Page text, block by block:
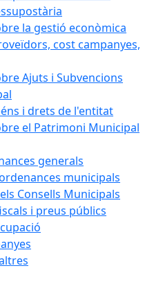
la gestió econòmica
cost campanyes,
Ajuts i Subvencions
i drets de l'entitat
el Patrimoni Municipal
generals
municipals
Consells Municipals
i preus públics